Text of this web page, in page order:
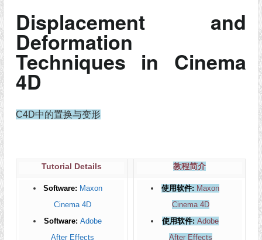
Displacement and
Deformation
Techniques in Cinema
4D
C4D中的置换与变形
Tutorial Details 教程简介
Software: Maxon
Cinema 4D
Software: Adobe
After Effects
使用软件: Maxon
Cinema 4D
使用软件:Adobe
After Effects